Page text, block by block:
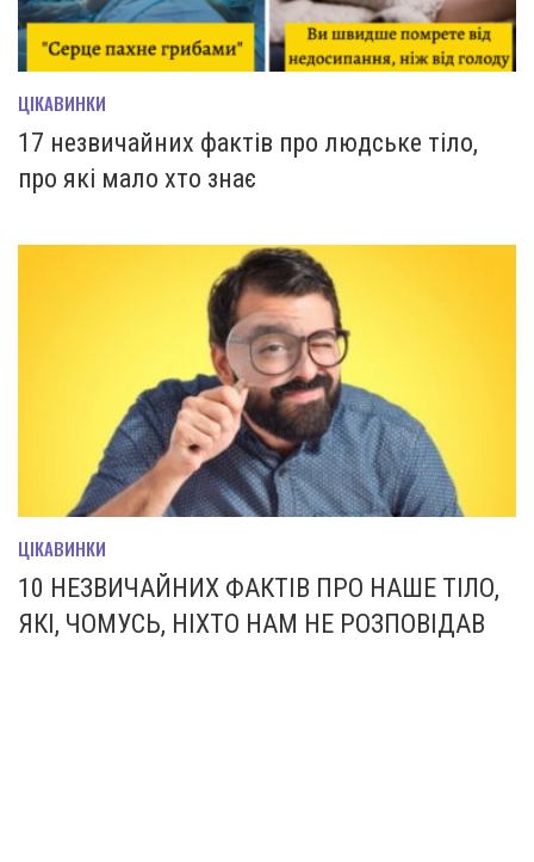
ЦІКАВИНКИ
17 незвичайних фактів про людське тіло,
про які мало хто знає
ЦІКАВИНКИ
10 НЕЗВИЧАЙНИХ ФАКТІВ ПРО НАШЕ ТІЛО,
ЯКІ, ЧОМУСЬ, НІХТО НАМ НЕ РОЗПОВІДАВ